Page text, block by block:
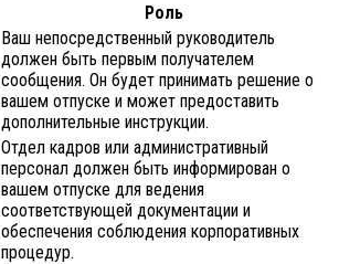
Роль
Ваш непосредственный руководитель
должен быть первым получателем
сообщения. Он будет принимать решение о
вашем отпуске и может предоставить
дополнительные инструкции.
Отдел кадров или административный
персонал должен быть информирован о
вашем отпуске для ведения
соответствующей документации и
обеспечения соблюдения корпоративных
процедур.